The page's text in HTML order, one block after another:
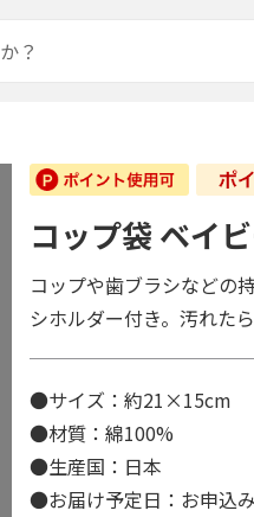
コップ袋 ベイ
コップや歯ブラシなどの
シホルダー付き。汚れた
●サイズ：約21×15cm
●材質：綿100%
●生産国：日本
●お届け予定日：お申込